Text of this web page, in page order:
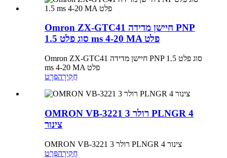
Omron ZX-GTC41 חיישן מדידה PNP
סוג פלט 1.5 ms 4-20 MA פלט
Omron ZX-GTC41 חיישן מדידה PNP סוג פלט 1.5
ms 4-20 MA פלט
חֲקִירָהפְּרָט
OMRON VB-3221 3 רולר PLNGR 4
צינור
OMRON VB-3221 3 רולר PLNGR 4 צינור
חֲקִירָהפְּרָט